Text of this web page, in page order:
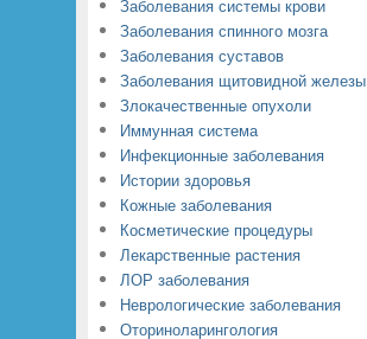
Заболевания системы крови
Заболевания спинного мозга
Заболевания суставов
Заболевания щитовидной железы
Злокачественные опухоли
Иммунная система
Инфекционные заболевания
Истории здоровья
Кожные заболевания
Косметические процедуры
Лекарственные растения
ЛОР заболевания
Неврологические заболевания
Оториноларингология